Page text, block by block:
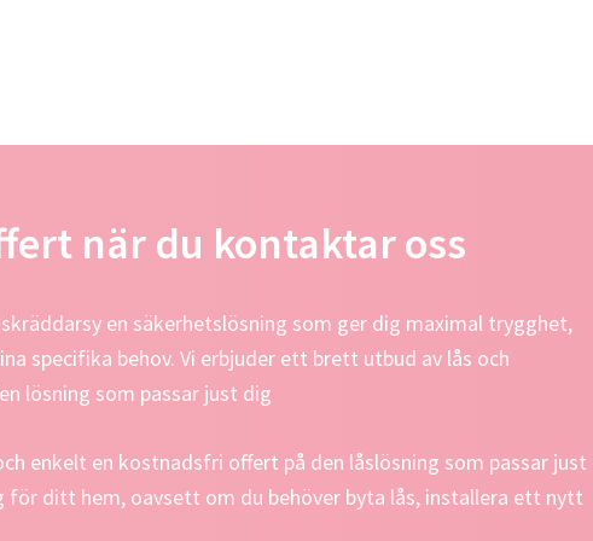
när du kontaktar oss
en säkerhetslösning som ger dig maximal trygghet,
specifika behov. Vi erbjuder ett brett utbud av lås och
lösning som passar just dig
enkelt en kostnadsfri offert på den låslösning som passar just
ditt hem, oavsett om du behöver byta lås, installera ett nytt